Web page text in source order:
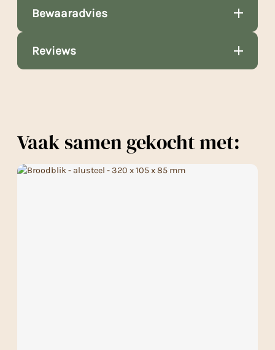
Bewaaradvies
Reviews
Vaak samen gekocht met: